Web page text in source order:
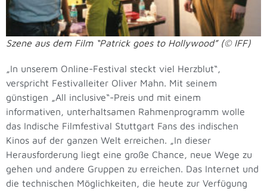
Szene aus dem Film “Patrick goes to Hollywood” (© IFF)
„In unserem Online-Festival steckt viel Herzblut“,
verspricht Festivalleiter Oliver Mahn. Mit seinem
günstigen „All inclusive“-Preis und mit einem
informativen, unterhaltsamen Rahmenprogramm wolle
das Indische Filmfestival Stuttgart Fans des indischen
Kinos auf der ganzen Welt erreichen. „In dieser
Herausforderung liegt eine große Chance, neue Wege zu
gehen und andere Gruppen zu erreichen. Das Internet und
die technischen Möglichkeiten, die heute zur Verfügung